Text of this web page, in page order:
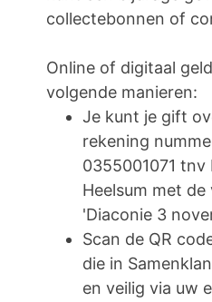
collectebonnen of
Online of digitaal
volgende manieren:
Je kunt je gift
rekening
0355001071 tnv
Heelsum met de
'Diaconie 3
Scan de QR
die in
en veilig via uw